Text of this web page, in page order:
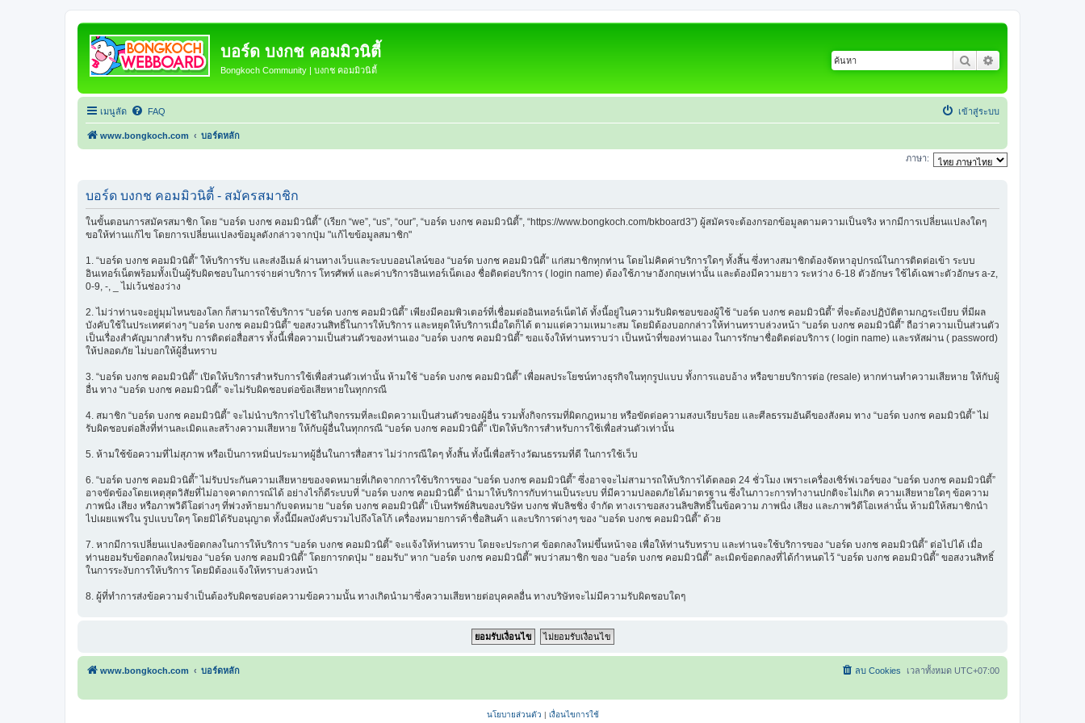
บอร์ด บงกช คอมมิวนิตี้
Bongkoch Community | บงกช คอมมิวนิตี้
ค้นหา
เมนูลัด FAQ เข้าสู่ระบบ
www.bongkoch.com บอร์ดหลัก
ภาษา:
บอร์ด บงกช คอมมิวนิตี้ - สมัครสมาชิก
ในขั้นตอนการสมัครสมาชิก โดย “บอร์ด บงกช คอมมิวนิตี้” (เรียก “we”, “us”, “our”, “บอร์ด บงกช คอมมิวนิตี้”, “https://www.bongkoch.com/bkboard3”) ผู้สมัครจะต้องกรอกข้อมูลตามความเป็นจริง หากมีการเปลี่ยนแปลงใดๆ
ขอให้ท่านแก้ไข โดยการเปลี่ยนแปลงข้อมูลดังกล่าวจากปุ่ม "แก้ไขข้อมูลสมาชิก"
1. “บอร์ด บงกช คอมมิวนิตี้” ให้บริการรับ และส่งอีเมล์ ผ่านทางเว็บและระบบออนไลน์ของ “บอร์ด บงกช คอมมิวนิตี้” แก่สมาชิกทุกท่าน โดยไม่คิดค่าบริการใดๆ ทั้งสิ้น ซึ่งทางสมาชิกต้องจัดหาอุปกรณ์ในการติดต่อเข้า ระบบ
อินเทอร์เน็ตพร้อมทั้งเป็นผู้รับผิดชอบในการจ่ายค่าบริการ โทรศัพท์ และค่าบริการอินเทอร์เน็ตเอง ชื่อติดต่อบริการ ( login name) ต้องใช้ภาษาอังกฤษเท่านั้น และต้องมีความยาว ระหว่าง 6-18 ตัวอักษร ใช้ได้เฉพาะตัวอักษร a-z,
0-9, -, _ ไม่เว้นช่องว่าง
2. ไม่ว่าท่านจะอยู่มุมไหนของโลก ก็สามารถใช้บริการ “บอร์ด บงกช คอมมิวนิตี้” เพียงมีคอมพิวเตอร์ที่เชื่อมต่ออินเทอร์เน็ตได้ ทั้งนี้อยู่ในความรับผิดชอบของผู้ใช้ “บอร์ด บงกช คอมมิวนิตี้” ที่จะต้องปฏิบัติตามกฎระเบียบ ที่มีผล
บังคับใช้ในประเทศต่างๆ “บอร์ด บงกช คอมมิวนิตี้” ขอสงวนสิทธิ์ในการให้บริการ และหยุดให้บริการเมื่อใดก็ได้ ตามแต่ความเหมาะสม โดยมิต้องบอกกล่าวให้ท่านทราบล่วงหน้า “บอร์ด บงกช คอมมิวนิตี้” ถือว่าความเป็นส่วนตัว
เป็นเรื่องสำคัญมากสำหรับ การติดต่อสื่อสาร ทั้งนี้เพื่อความเป็นส่วนตัวของท่านเอง “บอร์ด บงกช คอมมิวนิตี้” ขอแจ้งให้ท่านทราบว่า เป็นหน้าที่ของท่านเอง ในการรักษาชื่อติดต่อบริการ ( login name) และรหัสผ่าน ( password)
ให้ปลอดภัย ไม่บอกให้ผู้อื่นทราบ
3. “บอร์ด บงกช คอมมิวนิตี้” เปิดให้บริการสำหรับการใช้เพื่อส่วนตัวเท่านั้น ห้ามใช้ “บอร์ด บงกช คอมมิวนิตี้” เพื่อผลประโยชน์ทางธุรกิจในทุกรูปแบบ ทั้งการแอบอ้าง หรือขายบริการต่อ (resale) หากท่านทำความเสียหาย ให้กับผู้
อื่น ทาง “บอร์ด บงกช คอมมิวนิตี้” จะไม่รับผิดชอบต่อข้อเสียหายในทุกกรณี
4. สมาชิก “บอร์ด บงกช คอมมิวนิตี้” จะไม่นำบริการไปใช้ในกิจกรรมที่ละเมิดความเป็นส่วนตัวของผู้อื่น รวมทั้งกิจกรรมที่ผิดกฎหมาย หรือขัดต่อความสงบเรียบร้อย และศีลธรรมอันดีของสังคม ทาง “บอร์ด บงกช คอมมิวนิตี้” ไม่
รับผิดชอบต่อสิ่งที่ท่านละเมิดและสร้างความเสียหาย ให้กับผู้อื่นในทุกกรณี “บอร์ด บงกช คอมมิวนิตี้” เปิดให้บริการสำหรับการใช้เพื่อส่วนตัวเท่านั้น
5. ห้ามใช้ข้อความที่ไม่สุภาพ หรือเป็นการหมิ่นประมาทผู้อื่นในการสื่อสาร ไม่ว่ากรณีใดๆ ทั้งสิ้น ทั้งนี้เพื่อสร้างวัฒนธรรมที่ดี ในการใช้เว็บ
6. “บอร์ด บงกช คอมมิวนิตี้” ไม่รับประกันความเสียหายของจดหมายที่เกิดจากการใช้บริการของ “บอร์ด บงกช คอมมิวนิตี้” ซึ่งอาจจะไม่สามารถให้บริการได้ตลอด 24 ชั่วโมง เพราะเครื่องเซิร์ฟเวอร์ของ “บอร์ด บงกช คอมมิวนิตี้”
อาจขัดข้องโดยเหตุสุดวิสัยที่ไม่อาจคาดการณ์ได้ อย่างไรก็ดีระบบที่ “บอร์ด บงกช คอมมิวนิตี้” นำมาให้บริการกับท่านเป็นระบบ ที่มีความปลอดภัยได้มาตรฐาน ซึ่งในภาวะการทำงานปกติจะไม่เกิด ความเสียหายใดๆ ข้อความ
ภาพนิ่ง เสียง หรือภาพวิดีโอต่างๆ ที่พ่วงท้ายมากับจดหมาย “บอร์ด บงกช คอมมิวนิตี้” เป็นทรัพย์สินของบริษัท บงกช พับลิชชิ่ง จำกัด ทางเราขอสงวนลิขสิทธิ์ในข้อความ ภาพนิ่ง เสียง และภาพวิดีโอเหล่านั้น ห้ามมิให้สมาชิกนำ
ไปเผยแพร่ใน รูปแบบใดๆ โดยมิได้รับอนุญาต ทั้งนี้มีผลบังคับรวมไปถึงโลโก้ เครื่องหมายการค้าชื่อสินค้า และบริการต่างๆ ของ “บอร์ด บงกช คอมมิวนิตี้” ด้วย
7. หากมีการเปลี่ยนแปลงข้อตกลงในการให้บริการ “บอร์ด บงกช คอมมิวนิตี้” จะแจ้งให้ท่านทราบ โดยจะประกาศ ข้อตกลงใหม่ขึ้นหน้าจอ เพื่อให้ท่านรับทราบ และท่านจะใช้บริการของ “บอร์ด บงกช คอมมิวนิตี้” ต่อไปได้ เมื่อ
ท่านยอมรับข้อตกลงใหม่ของ “บอร์ด บงกช คอมมิวนิตี้” โดยการกดปุ่ม " ยอมรับ" หาก “บอร์ด บงกช คอมมิวนิตี้” พบว่าสมาชิก ของ “บอร์ด บงกช คอมมิวนิตี้” ละเมิดข้อตกลงที่ได้กำหนดไว้ “บอร์ด บงกช คอมมิวนิตี้” ขอสงวนสิทธิ์
ในการระงับการให้บริการ โดยมิต้องแจ้งให้ทราบล่วงหน้า
8. ผู้ที่ทำการส่งข้อความจำเป็นต้องรับผิดชอบต่อความข้อความนั้น ทางเกิดนำมาซึ่งความเสียหายต่อบุคคลอื่น ทางบริษัทจะไม่มีความรับผิดชอบใดๆ
www.bongkoch.com บอร์ดหลัก เวลาทั้งหมด UTC+07:00
ลบ Cookies
นโยบายส่วนตัว | เงื่อนไขการใช้